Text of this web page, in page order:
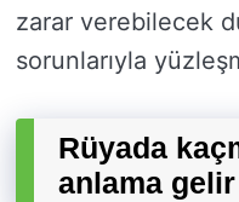
zarar verebilecek
sorunlarıyla
Rüyada
anlama